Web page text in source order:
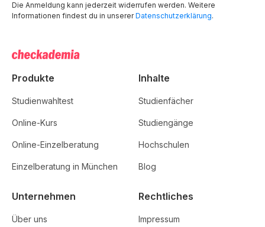
Die Anmeldung kann jederzeit widerrufen werden. Weitere
Informationen findest du in unsererDatenschutzerklärung.
Produkte
Studienwahltest
Online-Kurs
Online-Einzelberatung
Einzelberatung in München
Inhalte
Studienfächer
Studiengänge
Hochschulen
Blog
Unternehmen
Über uns
Rechtliches
Impressum